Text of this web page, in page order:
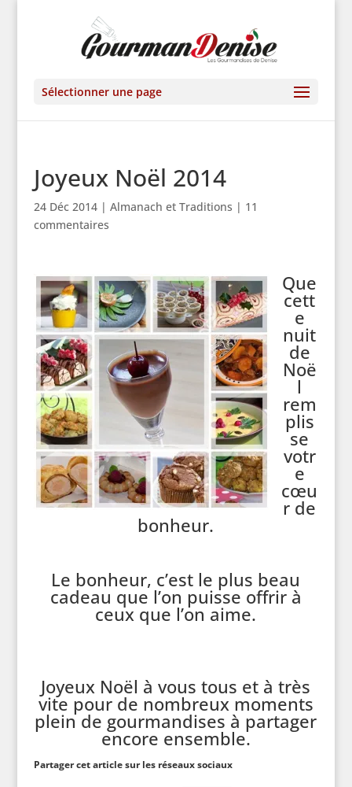
Sélectionner une page
Joyeux Noël 2014
24 Déc 2014| Almanach et Traditions | 11
commentaires
Que
cett
e
nuit
de
Noë
l
rem
plis
se
votr
e
cœu
r de
bonheur.
Le bonheur, c’est le plus beau
cadeau que l’on puisse offrir à
ceux que l’on aime.
Joyeux Noël à vous tous et à très
vite pour de nombreux moments
plein de gourmandises à partager
encore ensemble.
Partager cet article sur les réseaux sociaux